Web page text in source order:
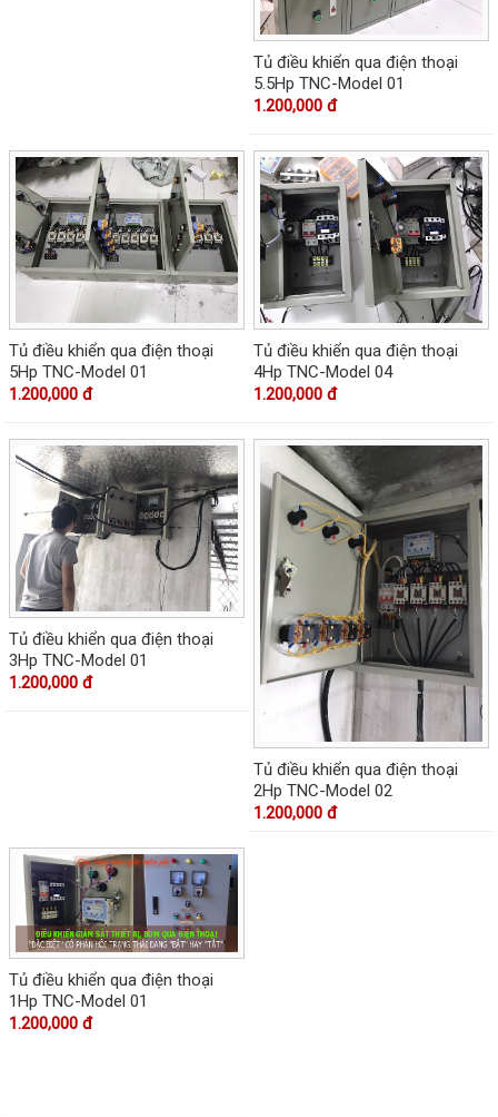
Tủ điều khiển qua điện thoại
5.5Hp TNC-Model 01
1.200,000 đ
Tủ điều khiển qua điện thoại
5Hp TNC-Model 01
1.200,000 đ
Tủ điều khiển qua điện thoại
4Hp TNC-Model 04
1.200,000 đ
Tủ điều khiển qua điện thoại
3Hp TNC-Model 01
1.200,000 đ
Tủ điều khiển qua điện thoại
2Hp TNC-Model 02
1.200,000 đ
Tủ điều khiển qua điện thoại
1Hp TNC-Model 01
1.200,000 đ